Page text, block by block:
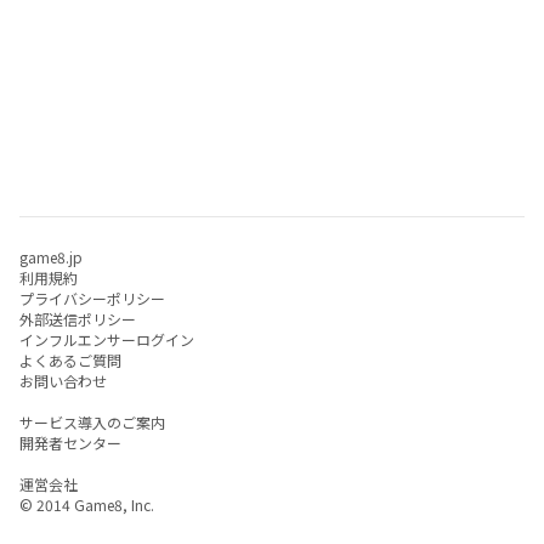
game8.jp
利用規約
プライバシーポリシー
外部送信ポリシー
インフルエンサーログイン
よくあるご質問
お問い合わせ
サービス導入のご案内
開発者センター
運営会社
© 2014 Game8, Inc.